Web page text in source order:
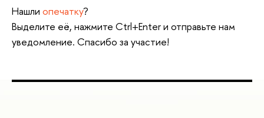
Нашли опечатку?
Выделите её, нажмите Ctrl+Enter и отправьте нам
уведомление. Спасибо за участие!